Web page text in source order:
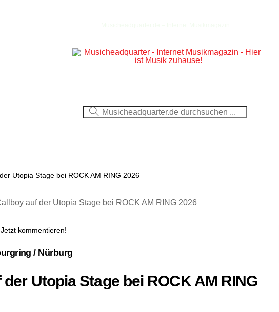
Utopia Stage bei ROCK AM RING 2026
Jetzt kommentieren!
/ Nürburg
Utopia Stage bei ROCK AM RING